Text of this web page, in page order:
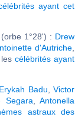
ayant cet
1°28') : Drew
d'Autriche
lescélébrités ayant
Erykah Badu ,Victor
Segara
Antonella
astraux des